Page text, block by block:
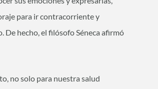
para ir contracorriente y
De hecho, el filósofo Séneca afirmó
no solo para nuestra salud